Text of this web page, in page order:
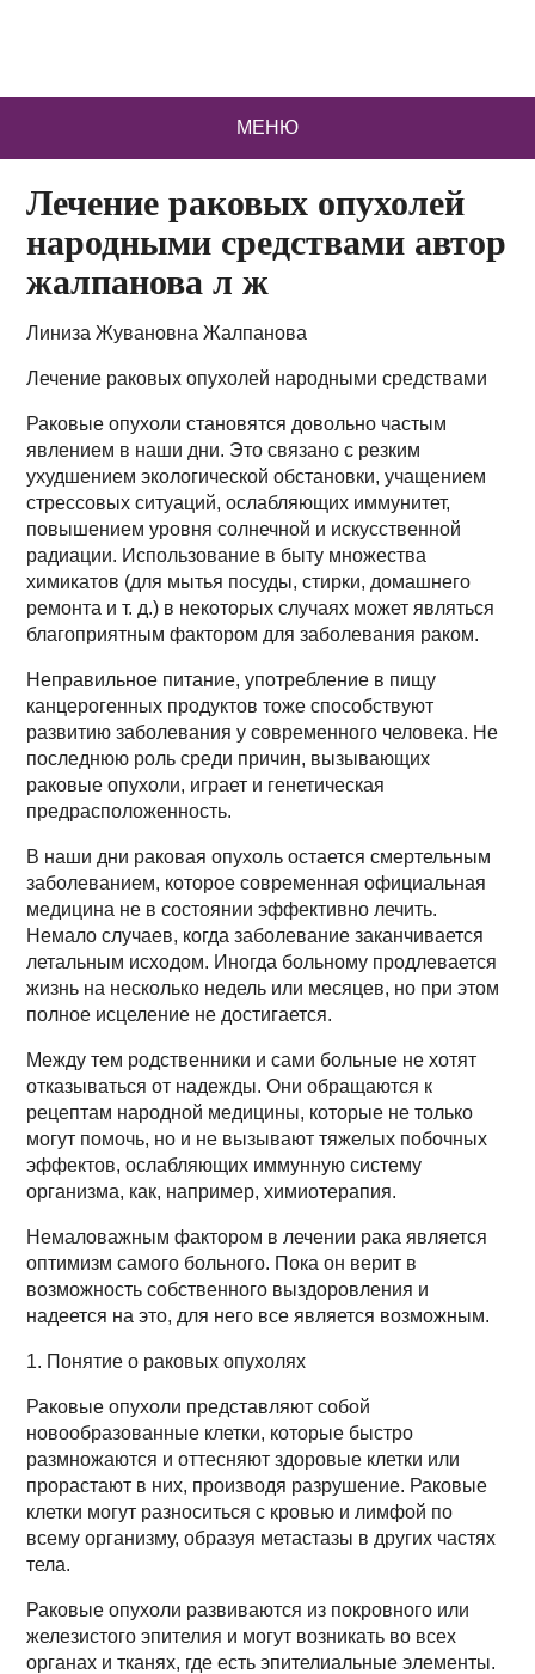
МЕНЮ
Лечение раковых опухолей
народными средствами автор
жалпанова л ж
Линиза Жувановна Жалпанова
Лечение раковых опухолей народными средствами
Раковые опухоли становятся довольно частым
явлением в наши дни. Это связано с резким
ухудшением экологической обстановки, учащением
стрессовых ситуаций, ослабляющих иммунитет,
повышением уровня солнечной и искусственной
радиации. Использование в быту множества
химикатов (для мытья посуды, стирки, домашнего
ремонта и т. д.) в некоторых случаях может являться
благоприятным фактором для заболевания раком.
Неправильное питание, употребление в пищу
канцерогенных продуктов тоже способствуют
развитию заболевания у современного человека. Не
последнюю роль среди причин, вызывающих
раковые опухоли, играет и генетическая
предрасположенность.
В наши дни раковая опухоль остается смертельным
заболеванием, которое современная официальная
медицина не в состоянии эффективно лечить.
Немало случаев, когда заболевание заканчивается
летальным исходом. Иногда больному продлевается
жизнь на несколько недель или месяцев, но при этом
полное исцеление не достигается.
Между тем родственники и сами больные не хотят
отказываться от надежды. Они обращаются к
рецептам народной медицины, которые не только
могут помочь, но и не вызывают тяжелых побочных
эффектов, ослабляющих иммунную систему
организма, как, например, химиотерапия.
Немаловажным фактором в лечении рака является
оптимизм самого больного. Пока он верит в
возможность собственного выздоровления и
надеется на это, для него все является возможным.
1. Понятие о раковых опухолях
Раковые опухоли представляют собой
новообразованные клетки, которые быстро
размножаются и оттесняют здоровые клетки или
прорастают в них, производя разрушение. Раковые
клетки могут разноситься с кровью и лимфой по
всему организму, образуя метастазы в других частях
тела.
Раковые опухоли развиваются из покровного или
железистого эпителия и могут возникать во всех
органах и тканях, где есть эпителиальные элементы.